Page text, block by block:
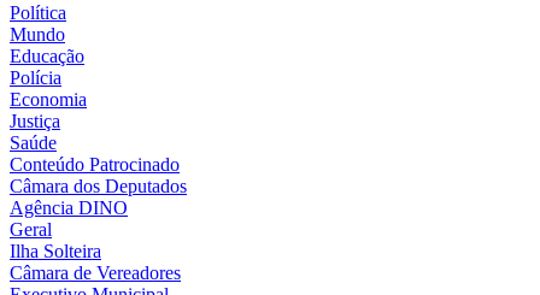
Política
Mundo
Educação
Polícia
Economia
Justiça
Saúde
Conteúdo Patrocinado
Câmara dos Deputados
Agência DINO
Geral
Ilha Solteira
Câmara de Vereadores